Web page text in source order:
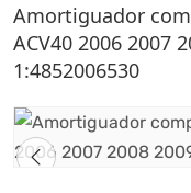
Amortiguador
ACV40 2006 2007
1:4852006530